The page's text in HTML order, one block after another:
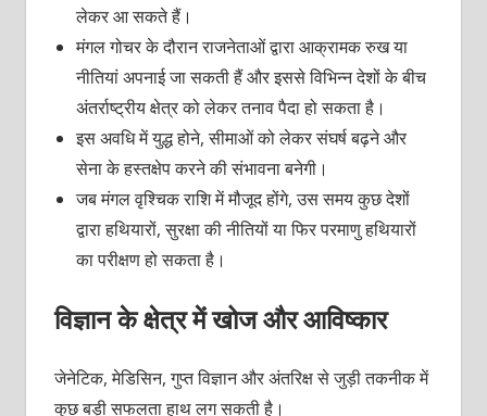
लेकर आ सकते हैं।
मंगल गोचर के दौरान राजनेताओं द्वारा आक्रामक रुख या
नीतियां अपनाई जा सकती हैं और इससे विभिन्न देशों के बीच
अंतर्राष्ट्रीय क्षेत्र को लेकर तनाव पैदा हो सकता है।
इस अवधि में युद्ध होने, सीमाओं को लेकर संघर्ष बढ़ने और
सेना के हस्तक्षेप करने की संभावना बनेगी।
जब मंगल वृश्चिक राशि में मौजूद होंगे, उस समय कुछ देशों
द्वारा हथियारों, सुरक्षा की नीतियों या फिर परमाणु हथियारों
का परीक्षण हो सकता है।
विज्ञान के क्षेत्र में खोज और आविष्कार
जेनेटिक, मेडिसिन, गुप्त विज्ञान और अंतरिक्ष से जुड़ी तकनीक में
कुछ बड़ी सफलता हाथ लग सकती है।